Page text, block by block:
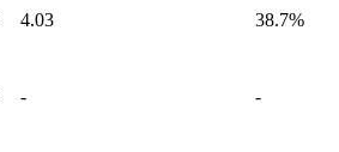
4.03 38.7%
- -